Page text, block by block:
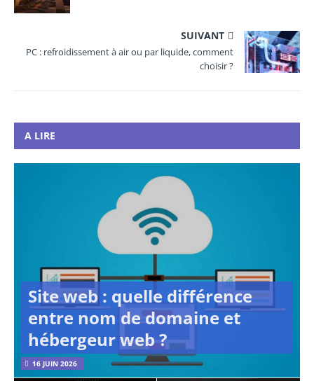
SUIVANT
PC : refroidissement à air ou par liquide, comment
choisir ?
A LIRE
Site web : quelle différence
entre nom de domaine et
hébergeur web ?
16 JUIN 2026